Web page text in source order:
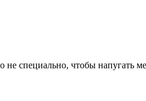
специально, чтобы напугать